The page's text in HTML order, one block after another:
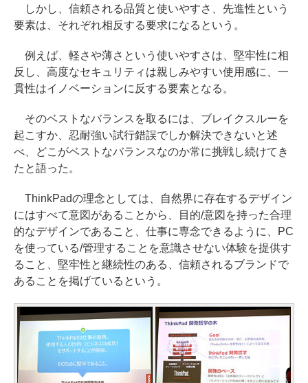
しかし、信頼される品質と使いやすさ、先進性という
要素は、それぞれ相反する要求になるという。
例えば、軽さや薄さという使いやすさは、堅牢性に相
反し、高度なセキュリティは親しみやすい使用感に、一
貫性はイノベーションに反する要素となる。
そのベストなバランスを取るには、ブレイクスルーを
起こすか、忍耐強い試行錯誤でしか解決できないと述
べ、どこがベストなバランスなのか常に挑戦し続けてき
たと語った。
ThinkPadの理念としては、自然界に存在するデザイン
にはすべて意図があることから、目的/意図を持った合理
的なデザインであること、仕事に専念できるように、PC
を使っている/管理することを意識させない体験を提供す
ること、堅牢性と継続性のある、信頼されるブランドで
あることを掲げているという。